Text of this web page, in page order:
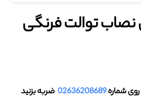
نصاب توالت فرنگی
شماره02636208689 ضربه بزنید